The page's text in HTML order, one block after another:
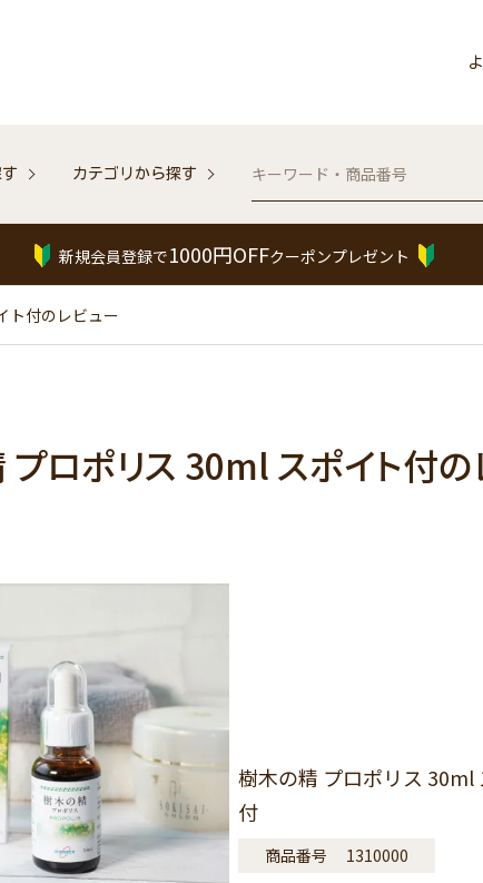
カテゴリから探す
新規会員登録で1000円OFFクーポンプレゼント
ト付のレビュー
ロポリス 30ml スポイト付の
樹木の精 プロポリス 30ml
付
商品番号 1310000